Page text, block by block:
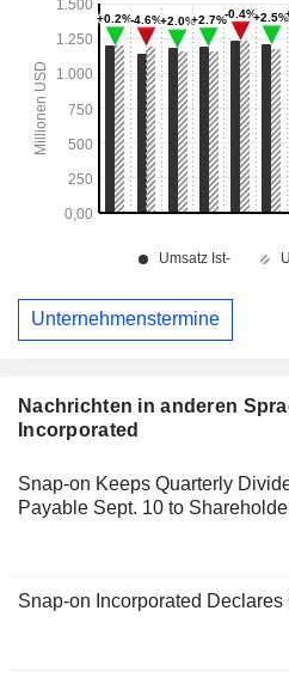
Nachrichten in anderen
Incorporated
Snap-on Keeps Quarterly
Payable Sept. 10 to
Snap-on Incorporated
Unternehmenstermine